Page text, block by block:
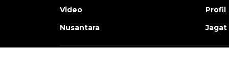
Video
Nusantara
Profil
Jagat